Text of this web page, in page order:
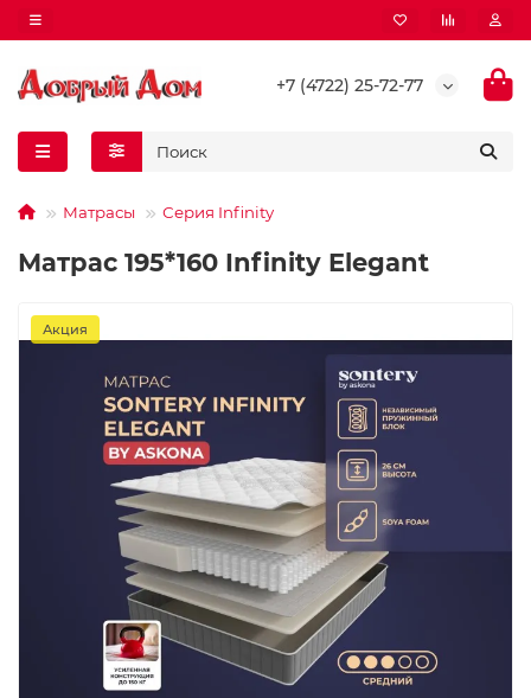
+7 (4722) 25-72-77
Матрасы Серия Infinity
Матрас 195*160 Infinity Elegant
Акция